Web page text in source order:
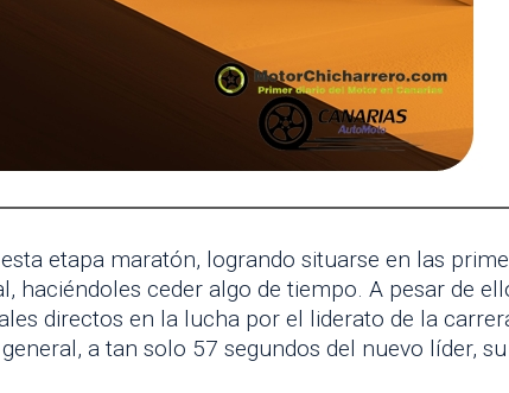
etapa maratón, logrando situarse en las
haciéndoles ceder algo de tiempo. A pesar de
directos en la lucha por el liderato de la
a tan solo 57 segundos del nuevo líder,